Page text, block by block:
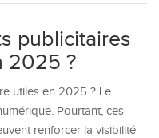
publicitaires
2025 ?
utiles en 2025 ? Le
Pourtant, ces
renforcer la visibilité